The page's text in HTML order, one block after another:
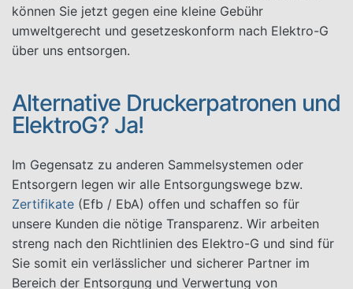
können Sie jetzt gegen eine kleine Gebühr
umweltgerecht und gesetzeskonform nach Elektro-G
über uns entsorgen.
Alternative Druckerpatronen und
ElektroG? Ja!
Im Gegensatz zu anderen Sammelsystemen oder
Entsorgern legen wir alle Entsorgungswege bzw.
Zertifikate (Efb / EbA) offen und schaffen so für
unsere Kunden die nötige Transparenz. Wir arbeiten
streng nach den Richtlinien des Elektro-G und sind für
Sie somit ein verlässlicher und sicherer Partner im
Bereich der Entsorgung und Verwertung von